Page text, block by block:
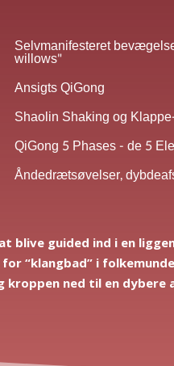
Selvmanifesteret
willows"
Ansigts QiGong
Shaolin Shaking og
QiGong 5 Phases - de 5
Åndedrætsøvelser,
blive guided ind i en
“klangbad” i
ned til en